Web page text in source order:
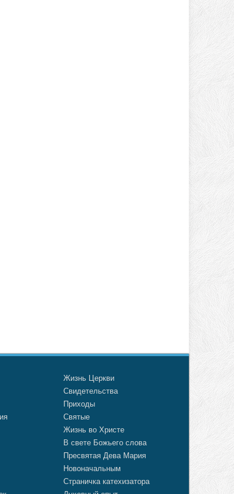
Жизнь Церкви
Свидетельства
Приходы
Святые
Жизнь во Христе
В свете Божьего слова
Пресвятая Дева Мария
Новоначальным
Страничка катехизатора